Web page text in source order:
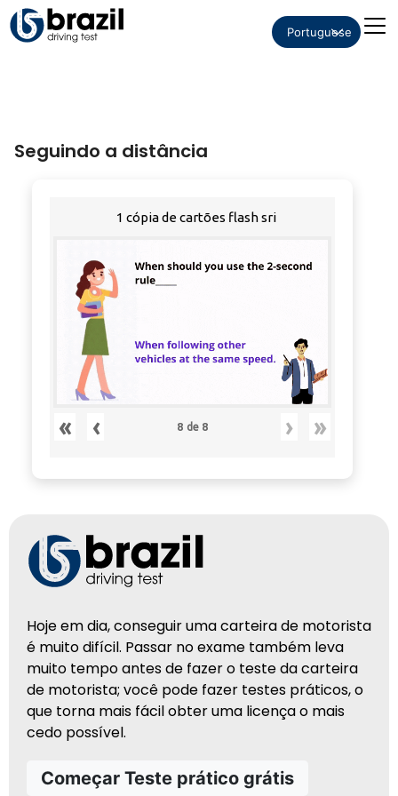
Portuguese
Seguindo a distância
1 cópia de cartões flash sri
« ‹ 8 de 8 › »
Hoje em dia, conseguir uma carteira de motorista
é muito difícil. Passar no exame também leva
muito tempo antes de fazer o teste da carteira
de motorista; você pode fazer testes práticos, o
que torna mais fácil obter uma licença o mais
cedo possível.
Começar Teste prático grátis